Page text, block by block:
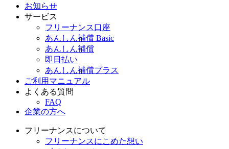
お知らせ
サービス
フリーナンス口座
あんしん補償 Basic
あんしん補償
即日払い
あんしん補償プラス
ご利用マニュアル
よくある質問
FAQ
企業の方へ
フリーナンスについて
フリーナンスにこめた想い